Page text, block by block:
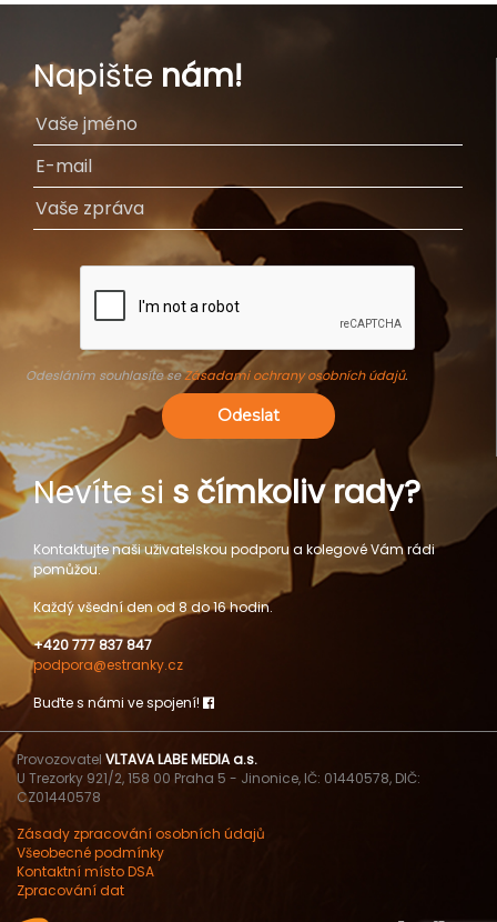
Napište nám!
Odesláním souhlasíte seZásadami ochrany osobních údajů.
Odeslat
Nevíte si s čímkoliv rady?
Kontaktujte naši uživatelskou podporu a kolegové Vám rádi
pomůžou.
Každý všední den od 8 do 16 hodin.
+420 777 837 847
podpora@estranky.cz
Buďte s námi ve spojení!
Provozovatel VLTAVA LABE MEDIA a.s.
U Trezorky 921/2, 158 00 Praha 5 - Jinonice, IČ: 01440578, DIČ:
CZ01440578
Zásady zpracování osobních údajů
Všeobecné podmínky
Kontaktní místo DSA
Zpracování dat